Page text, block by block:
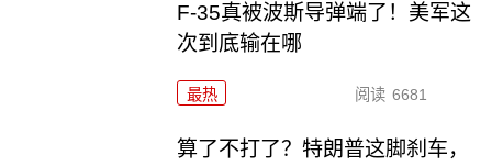
F-35真被波斯导弹端了！美军这
次到底输在哪
最热 阅读 6681
算了不打了？特朗普这脚刹车，